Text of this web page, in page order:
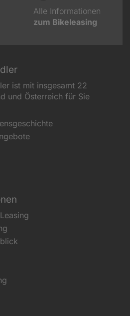
Alle Informationen
zum Bikeleasing
ist mit insgesamt 22
und Österreich für Sie